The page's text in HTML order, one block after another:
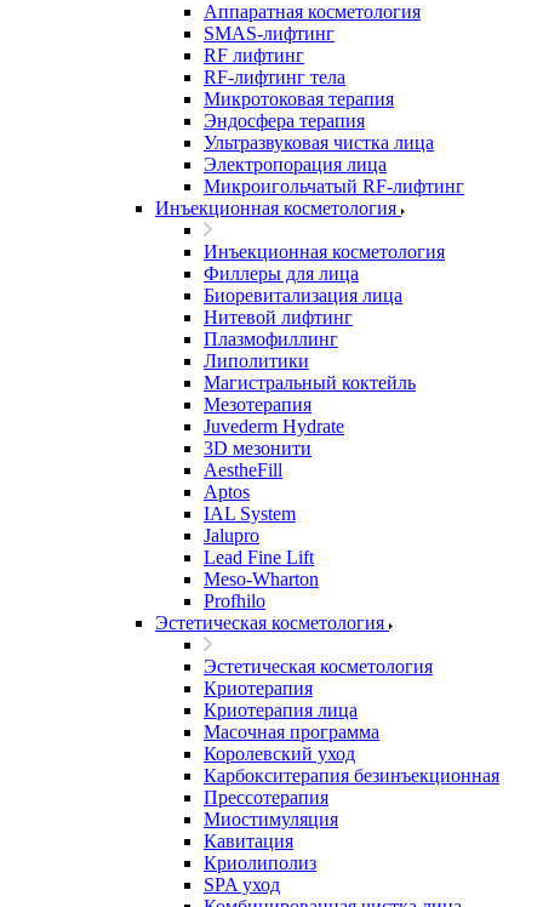
Аппаратная косметология
SMAS-лифтинг
RF лифтинг
RF-лифтинг тела
Микротоковая терапия
Эндосфера терапия
Ультразвуковая чистка лица
Электропорация лица
Микроигольчатый RF-лифтинг
Инъекционная косметология
Инъекционная косметология
Филлеры для лица
Биоревитализация лица
Нитевой лифтинг
Плазмофиллинг
Липолитики
Магистральный коктейль
Мезотерапия
Juvederm Hydrate
3D мезонити
AestheFill
Aptos
IAL System
Jalupro
Lead Fine Lift
Meso-Wharton
Profhilo
Эстетическая косметология
Эстетическая косметология
Криотерапия
Криотерапия лица
Масочная программа
Королевский уход
Карбокситерапия безинъекционная
Прессотерапия
Миостимуляция
Кавитация
Криолиполиз
SPA уход